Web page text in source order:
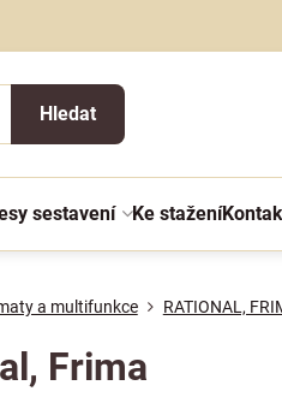
Hledat
sestavení Ke stažení
a multifunkce RATIONAL,
Frima